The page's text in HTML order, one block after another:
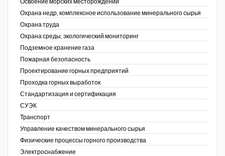
Охрана недр, комплексное использование минерального сырья
Охрана труда
Охрана среды, экологический мониторинг
Подземное хранение газа
Пожарная безопасность
Проектирование горных предприятий
Проходка горных выработок
Стандартизация и сертификация
СУЭК
Транспорт
Управление качеством минерального сырья
Физические процессы горного производства
Электроснабжение